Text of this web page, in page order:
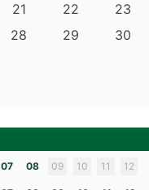
21 22
23
28 29
30
07 08 09 10 11 12